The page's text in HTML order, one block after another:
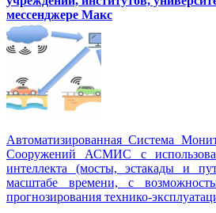
мессенджере Макс
Автоматизированная Система
Сооружений АСМИС с
интеллекта (мосты, эстакады и
масштабе времени, с
прогнозирования технико-